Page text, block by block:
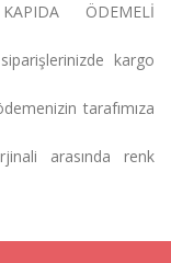
ÖDEMELİ
kargo
tarafımıza
arasında renk